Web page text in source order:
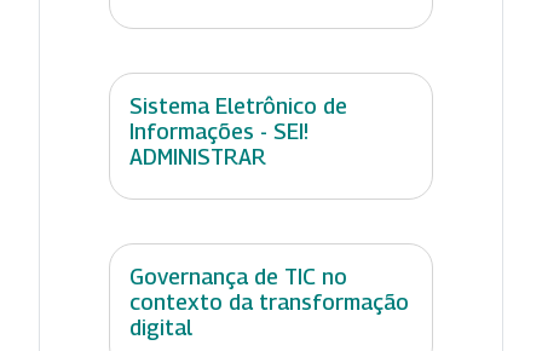
Sistema Eletrônico de
Informações - SEI!
ADMINISTRAR
Governança de TIC no
contexto da transformação
digital